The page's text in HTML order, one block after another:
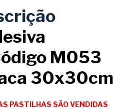
M053
30x30cm
PASTILHAS SÃO VENDIDAS